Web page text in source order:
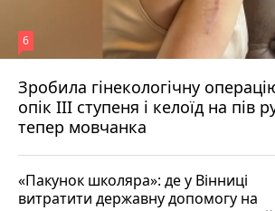
Зробила гінекологічну
опік ІІІ ступеня і келоїд на пів
тепер мовчанка
6
«Пакунок школяра»: де у Вінниці
витратити державну допомогу на